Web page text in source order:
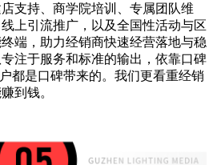
支持、商学院培训、专属团队维
上引流推广，以及全国性活动与区
端，助力经销商快速经营落地与稳
注于服务和标准的输出，依靠口碑
都是口碑带来的。我们更看重经销
到钱。